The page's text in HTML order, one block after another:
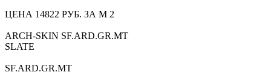
ЦЕНА 14822 РУБ. ЗА М 2
ARCH-SKIN SF.ARD.GR.MT
SLATE
SF.ARD.GR.MT